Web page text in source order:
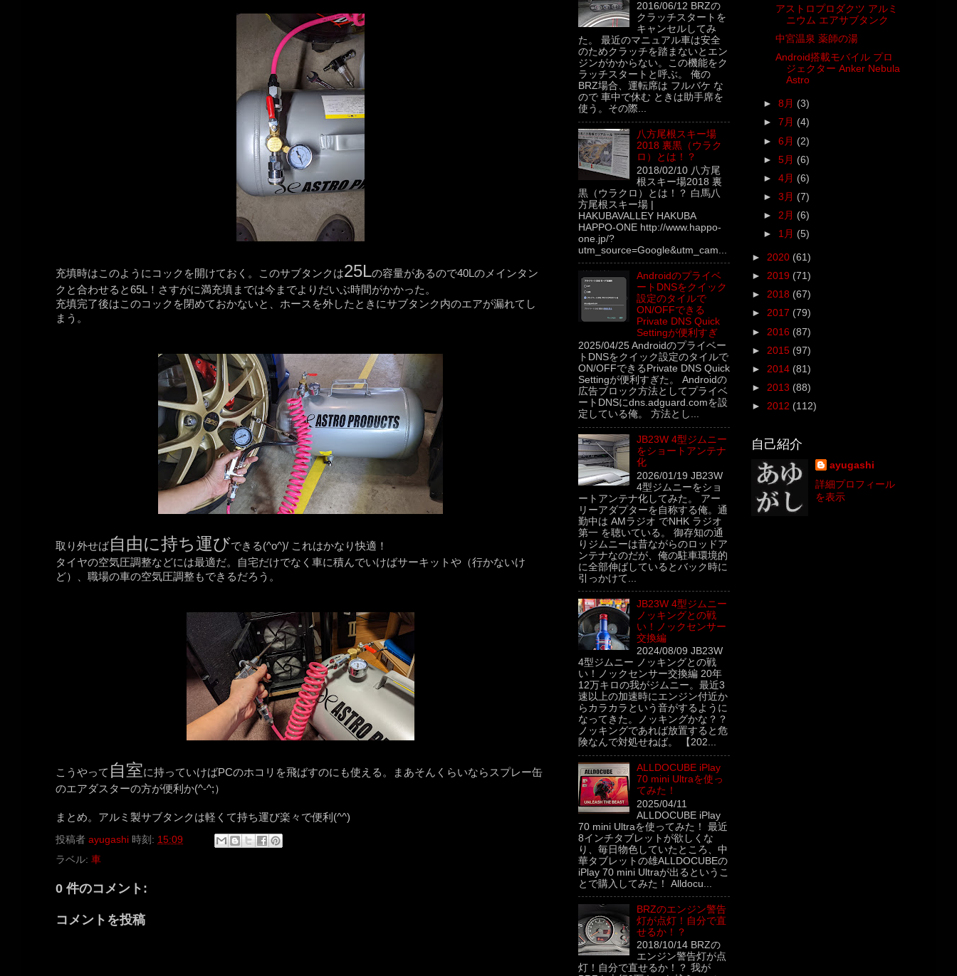
充填時はこのようにコックを開けておく。このサブタンクは25Lの容量があるので40Lのメインタン
クと合わせると65L！さすがに満充填までは今までよりだいぶ時間がかかった。
充填完了後はこのコックを閉めておかないと、ホースを外したときにサブタンク内のエアが漏れてし
まう。
取り外せば自由に持ち運びできる(^o^)/ これはかなり快適！
タイヤの空気圧調整などには最適だ。自宅だけでなく車に積んでいけばサーキットや（行かないけ
ど）、職場の車の空気圧調整もできるだろう。
こうやって 自室に持っていけばPCのホコリを飛ばすのにも使える。まあそんくらいならスプレー缶
のエアダスターの方が便利か(^-^;）
まとめ。アルミ製サブタンクは軽くて持ち運び楽々で便利(^^)
投稿者 ayugashi 時刻: 15:09
ラベル: 車
0 件のコメント:
コメントを投稿
2016/06/12 BRZの
クラッチスタートを
キャンセルしてみ
た。 最近のマニュアル車は安全
のためクラッチを踏まないとエン
ジンがかからない。この機能をク
ラッチスタートと呼ぶ。 俺の
BRZ場合、運転席は フルバケ な
ので 車中で休む ときは助手席を
使う。その際...
八方尾根スキー場
2018 裏黒（ウラク
ロ）とは！？
2018/02/10 八方尾
根スキー場2018 裏
黒（ウラクロ）とは！？ 白馬八
方尾根スキー場 |
HAKUBAVALLEY HAKUBA
HAPPO-ONE http://www.happo-
one.jp/?
utm_source=Google&utm_cam...
Androidのプライベ
ートDNSをクイック
設定のタイルで
ON/OFFできる
Private DNS Quick
Settingが便利すぎ
2025/04/25 Androidのプライベー
トDNSをクイック設定のタイルで
ON/OFFできるPrivate DNS Quick
Settingが便利すぎた。 Androidの
広告ブロック方法としてプライベ
ートDNSにdns.adguard.comを設
定している俺。 方法とし...
JB23W 4型ジムニー
をショートアンテナ
化
2026/01/19 JB23W
4型ジムニーをショ
ートアンテナ化してみた。 アー
リーアダプターを自称する俺。通
勤中は AMラジオ でNHK ラジオ
第一 を聴いている。 御存知の通
りジムニーは昔ながらのロッドア
ンテナなのだが、俺の駐車環境的
に全部伸ばしているとバック時に
引っかけて...
JB23W 4型ジムニー
ノッキングとの戦
い！ノックセンサー
交換編
2024/08/09 JB23W
4型ジムニー ノッキングとの戦
い！ノックセンサー交換編 20年
12万キロの我がジムニー。最近3
速以上の加速時にエンジン付近か
らカラカラという音がするように
なってきた。ノッキングかな？？
ノッキングであれば放置すると危
険なんで対処せねば。 【202...
ALLDOCUBE iPlay
70 mini Ultraを使っ
てみた！
2025/04/11
ALLDOCUBE iPlay
70 mini Ultraを使ってみた！ 最近
8インチタブレットが欲しくな
り、毎日物色していたところ、中
華タブレットの雄ALLDOCUBEの
iPlay 70 mini Ultraが出るというこ
とで購入してみた！ Alldocu...
BRZのエンジン警告
灯が点灯！自分で直
せるか！？
2018/10/14 BRZの
エンジン警告灯が点
灯！自分で直せるか！？ 我が
アストロプロダクツ アルミ
ニウム エアサブタンク
中宮温泉 薬師の湯
Android搭載モバイル プロ
ジェクター Anker Nebula
Astro
►8月 (3)
►7月 (4)
►6月 (2)
►5月 (6)
►4月 (6)
►3月 (7)
►2月 (6)
► 1月 (5)
► 2020 (61)
► 2019 (71)
► 2018 (67)
► 2017 (79)
► 2016 (87)
► 2015 (97)
► 2014 (81)
► 2013 (88)
► 2012 (112)
自己紹介
ayugashi
詳細プロフィール
を表示